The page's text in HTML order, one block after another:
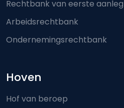
Rechtbank van eerste aanleg
Arbeidsrechtbank
Ondernemingsrechtbank
Hoven
Hof van beroep